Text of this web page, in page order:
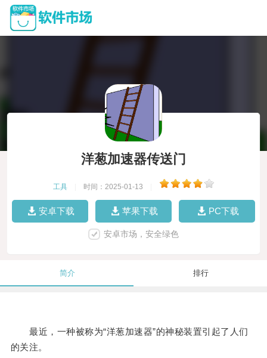
洋葱加速器传送门
工具 时间：2025-01-13
安卓下载 苹果下载 PC下载
安卓市场，安全绿色
简介 排行
最近，一种被称为“洋葱加速器”的神秘装置引起了人们
的关注。